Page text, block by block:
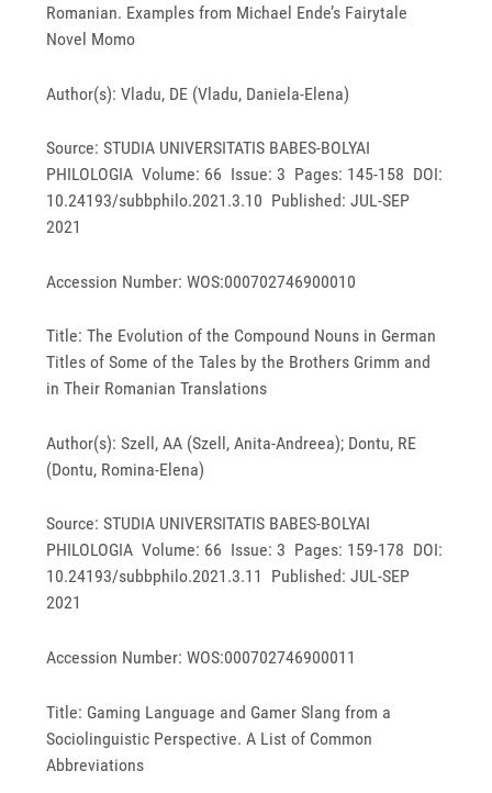
Romanian. Examples from Michael Ende’s Fairytale
Novel Momo
Author(s): Vladu, DE (Vladu, Daniela-Elena)
Source: STUDIA UNIVERSITATIS BABES-BOLYAI
PHILOLOGIA Volume: 66 Issue: 3 Pages: 145-158 DOI:
10.24193/subbphilo.2021.3.10 Published: JUL-SEP
2021
Accession Number: WOS:000702746900010
Title: The Evolution of the Compound Nouns in German
Titles of Some of the Tales by the Brothers Grimm and
in Their Romanian Translations
Author(s): Szell, AA (Szell, Anita-Andreea); Dontu, RE
(Dontu, Romina-Elena)
Source: STUDIA UNIVERSITATIS BABES-BOLYAI
PHILOLOGIA Volume: 66 Issue: 3 Pages: 159-178 DOI:
10.24193/subbphilo.2021.3.11 Published: JUL-SEP
2021
Accession Number: WOS:000702746900011
Title: Gaming Language and Gamer Slang from a
Sociolinguistic Perspective. A List of Common
Abbreviations